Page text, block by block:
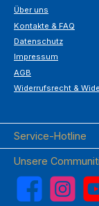
Über uns
Kontakte & FAQ
Datenschutz
Impressum
AGB
Widerrufsrecht &
Service-Hotline
Unsere
Facebook Instagram